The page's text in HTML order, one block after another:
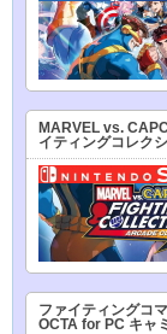
MARVEL vs.
イティングコレク
ファイティングコ
OCTA for PC キャ